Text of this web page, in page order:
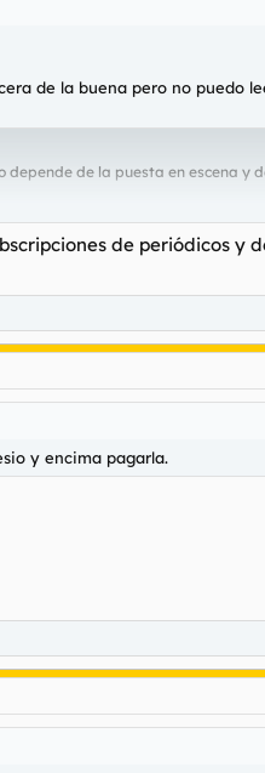
de la buena pero no puedo
depende de la puesta en escena y
de periódicos y
y encima pagarla.